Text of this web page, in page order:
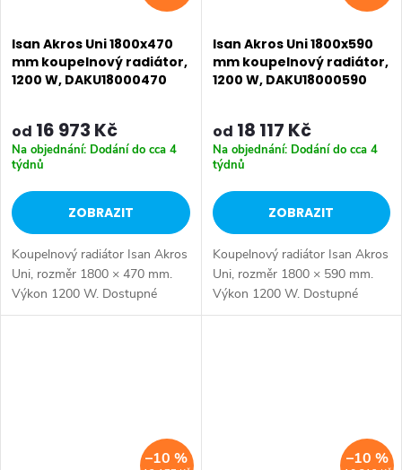
Isan Akros Uni 1800x470
mm koupelnový radiátor,
1200 W, DAKU18000470
od 16 973 Kč
Na objednání: Dodání do cca 4
týdnů
ZOBRAZIT
Koupelnový radiátor Isan Akros
Uni, rozměr 1800 × 470 mm.
Výkon 1200 W. Dostupné
rozměry 1500x350 mm
Isan Akros Uni 1800x590
mm koupelnový radiátor,
1200 W, DAKU18000590
od 18 117 Kč
Na objednání: Dodání do cca 4
týdnů
ZOBRAZIT
Koupelnový radiátor Isan Akros
Uni, rozměr 1800 × 590 mm.
Výkon 1200 W. Dostupné
rozměry 1500x350 mm
–10 % –10 %